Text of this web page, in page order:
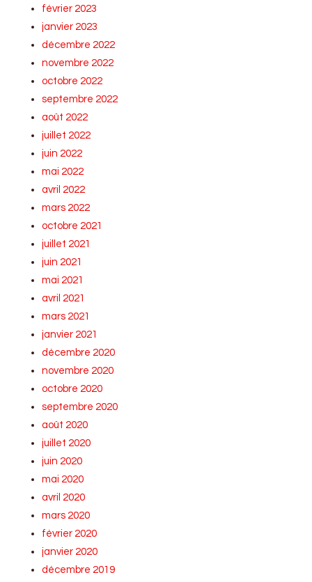
février 2023
janvier 2023
décembre 2022
novembre 2022
octobre 2022
septembre 2022
août 2022
juillet 2022
juin 2022
mai 2022
avril 2022
mars 2022
octobre 2021
juillet 2021
juin 2021
mai 2021
avril 2021
mars 2021
janvier 2021
décembre 2020
novembre 2020
octobre 2020
septembre 2020
août 2020
juillet 2020
juin 2020
mai 2020
avril 2020
mars 2020
février 2020
janvier 2020
décembre 2019